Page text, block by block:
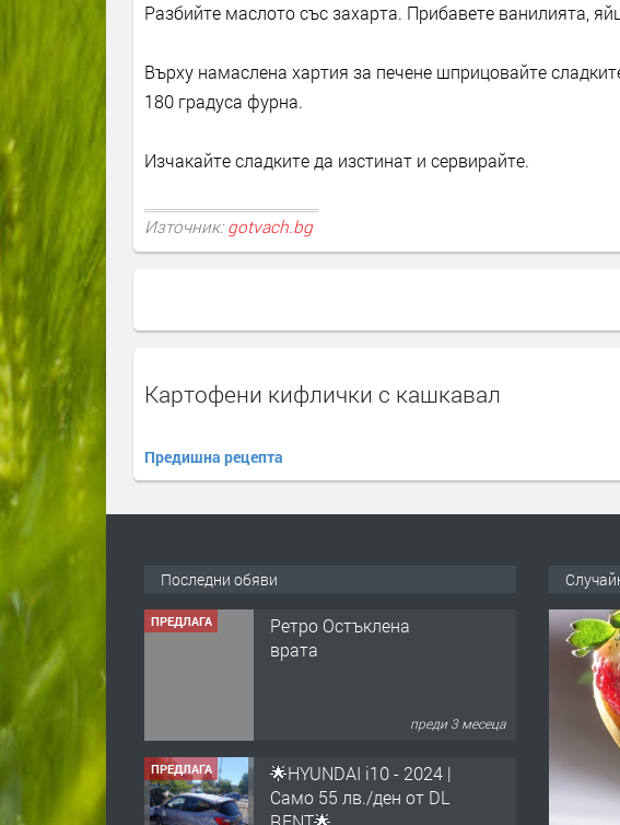
Разбийте маслото със захарта. Прибавете ванилията,
Върху намаслена хартия за печене шприцовайте
180 градуса фурна.
Изчакайте сладките да изстинат и сервирайте.
Източник: gotvach.bg
Картофени кифлички с кашкавал
Предишна рецепта
Последни обяви
ПРЕДЛАГА
Ретро Остъклена
врата
преди 3 месеца
ПРЕДЛАГА
🌟HYUNDAI i10 - 2024 |
Само 55 лв./ден от DL